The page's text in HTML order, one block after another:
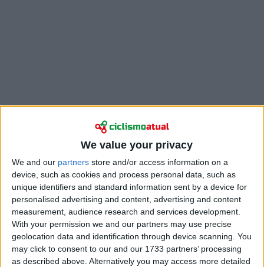
We value your privacy
We and our partners store and/or access information on a
device, such as cookies and process personal data, such as
unique identifiers and standard information sent by a device for
personalised advertising and content, advertising and content
measurement, audience research and services development.
With your permission we and our partners may use precise
geolocation data and identification through device scanning. You
may click to consent to our and our 1733 partners’ processing
as described above. Alternatively you may access more detailed
O colosso italiano é sinónimo de contrarrelógios na
última década, somando 31 triunfos profissionais na
disciplina e dois títulos mundiais. O corredor da
Netcompany Ineos brilhou na primavera e exibiu a
sua potência ao saltar do pelotão para vencer a
Dwars door Vlaanderen.
Depois do infortúnio no Paris-Roubaix, Ganna
afastou-se da competição para preparar o Giro e